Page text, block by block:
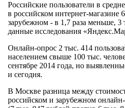
Российские пользователи в
в российском интернет-магазине
зарубежном - в 1,7 раза меньше, 3
данные исследования
Онлайн-опрос 2 тыс. 414
населением свыше 100 тыс.
сентябре 2014 года, но
и сегодня.
В Москве разница между
российском и зарубежном